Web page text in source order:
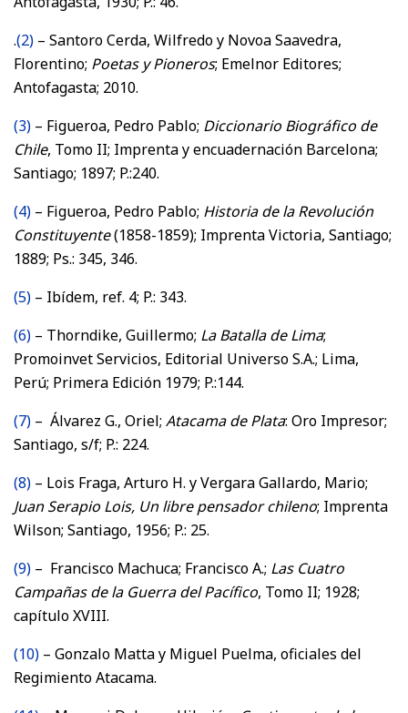
.(2) – Santoro Cerda, Wilfredo y Novoa Saavedra,
Florentino; Poetas y Pioneros; Emelnor Editores;
Antofagasta; 2010.
(3) – Figueroa, Pedro Pablo; Diccionario Biográfico de
Chile, Tomo II; Imprenta y encuadernación Barcelona;
Santiago; 1897; P.:240.
(4) – Figueroa, Pedro Pablo; Historia de la Revolución
Constituyente(1858-1859); Imprenta Victoria, Santiago;
1889; Ps.: 345, 346.
(5) – Ibídem, ref. 4; P.: 343.
(6) – Thorndike, Guillermo; La Batalla de Lima;
Promoinvet Servicios, Editorial Universo S.A.; Lima,
Perú; Primera Edición 1979; P.:144.
(7) – Álvarez G., Oriel; Atacama de Plata: Oro Impresor;
Santiago, s/f; P.: 224.
(8) – Lois Fraga, Arturo H. y Vergara Gallardo, Mario;
Juan Serapio Lois, Un libre pensador chileno; Imprenta
Wilson; Santiago, 1956; P.: 25.
(9) – Francisco Machuca; Francisco A.; Las Cuatro
Campañas de la Guerra del Pacífico, Tomo II; 1928;
capítulo XVIII.
(10) – Gonzalo Matta y Miguel Puelma, oficiales del
Regimiento Atacama.